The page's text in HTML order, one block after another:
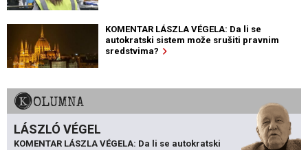
KOMENTAR LÁSZLA VÉGELA: Da li se
autokratski sistem može srušiti pravnim
sredstvima?
KOLUMNA
LÁSZLÓ VÉGEL
KOMENTAR LÁSZLA VÉGELA: Da li se autokratski